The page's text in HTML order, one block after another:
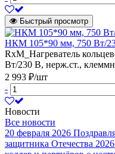
Быстрый просмотр
НКМ 105*90 мм, 750 Вт/
RxM_Нагреватель
Вт/230 В, нерж.ст.,
2 993 ₽/шт
-
Новости
Все новости
20 февраля 2026
защитника Отечества 2026